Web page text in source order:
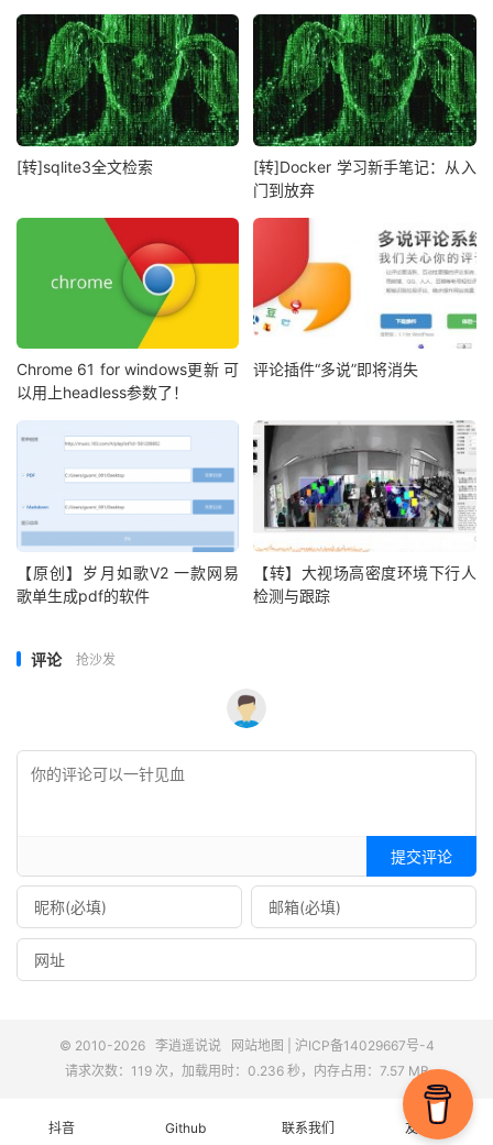
[转]sqlite3全文检索
[转]Docker 学习新手笔记：从入
门到放弃
Chrome 61 for windows更新 可
以用上headless参数了！
评论插件“多说”即将消失
【原创】岁月如歌V2 一款网易
歌单生成pdf的软件
【转】大视场高密度环境下行人
检测与跟踪
评论 抢沙发
提交评论
© 2010-2026 李逍遥说说 网站地图
沪ICP备14029667号-4
请求次数：119 次，加载用时：0.236 秒，内存占用：7.57 MB
抖音 Github 联系我们 友情链接